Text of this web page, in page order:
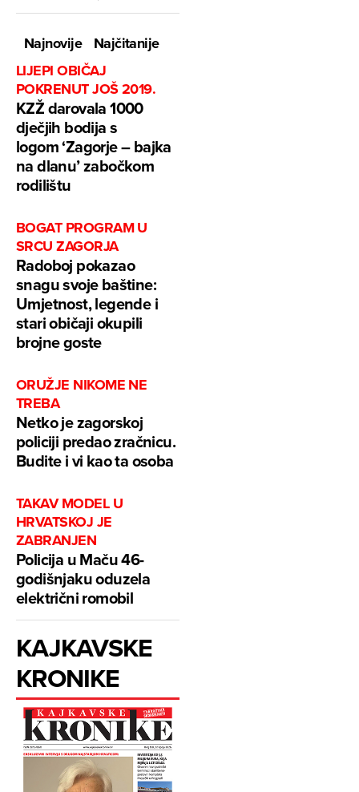
Najnovije
Najčitanije
LIJEPI OBIČAJ
POKRENUT JOŠ 2019.
KZŽ darovala 1000
dječjih bodija s
logom ‘Zagorje – bajka
na dlanu’ zabočkom
rodilištu
BOGAT PROGRAM U
SRCU ZAGORJA
Radoboj pokazao
snagu svoje baštine:
Umjetnost, legende i
stari običaji okupili
brojne goste
ORUŽJE NIKOME NE
TREBA
Netko je zagorskoj
policiji predao zračnicu.
Budite i vi kao ta osoba
TAKAV MODEL U
HRVATSKOJ JE
ZABRANJEN
Policija u Maču 46-
godišnjaku oduzela
električni romobil
KAJKAVSKE
KRONIKE